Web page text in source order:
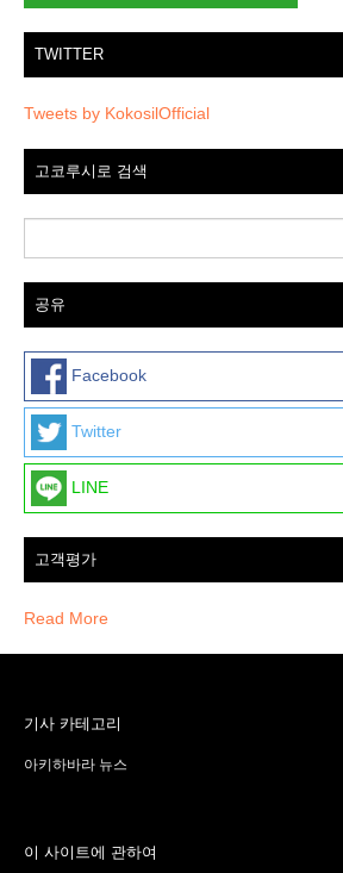
TWITTER
Tweets by KokosilOfficial
고코루시로 검색
공유
Facebook
Twitter
LINE
고객평가
Read More
기사 카테고리
아키하바라 뉴스
이 사이트에 관하여